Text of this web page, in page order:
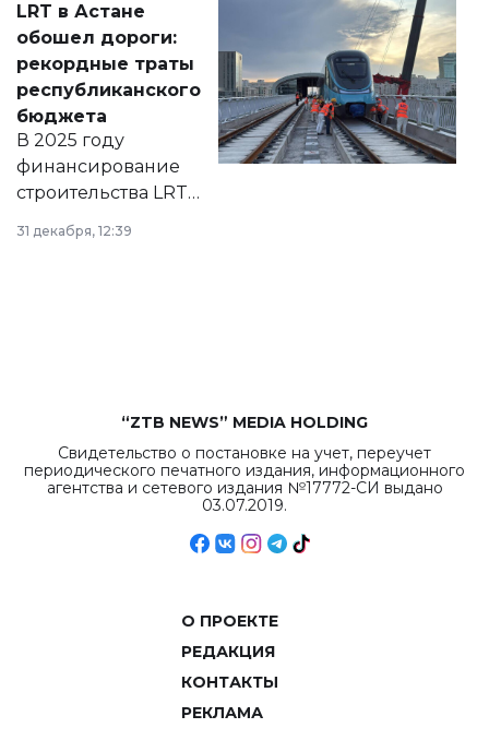
документ
появился в базе
нормативных
правовых актов и
на сайте маслихат
города.
LRT в Астане
обошел дороги:
рекордные траты
республиканского
бюджета
В 2025 году
финансирование
строительства LRT
в Астане из
республиканского
31 декабря, 12:39
“ZTB NEWS” MEDIA HOLDING
Свидетельство о постановке на учет, переучет
периодического печатного издания, информационного
агентства и сетевого издания №17772-СИ выдано
03.07.2019.
О ПРОЕКТЕ
РЕДАКЦИЯ
КОНТАКТЫ
РЕКЛАМА